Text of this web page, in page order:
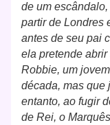
de um
partir de Londres
antes de seu pai
ela pretende
Robbie, um
década, mas que
entanto, ao fugir
de Rei, o